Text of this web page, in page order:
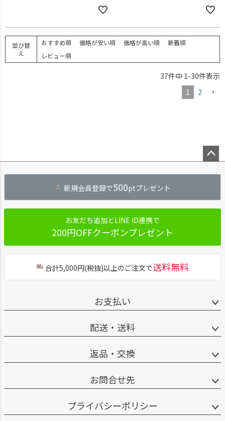
並び替
え
おすすめ順 価格が安い順 価格が高い順
新着順
レビュー順
37件中 1-30件表示
1
2
ジト
へ
新規会員登録で500ptプレゼント
お友だち追加とLINE ID連携で
200円OFFクーポンプレゼント
合計5,000円(税抜)以上のご注文で送料無料
お支払い
配送・送料
返品・交換
お問合せ先
プライバシーポリシー